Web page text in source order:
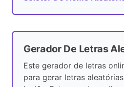
Gerador De Letras
Este gerador de letras
para gerar letras